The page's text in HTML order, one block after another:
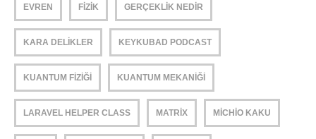
EVREN FIZIK GERÇEKLIK NEDIR
KARA DELIKLER KEYKUBAD PODCAST
KUANTUM FIZIĞI KUANTUM MEKANIĞI
LARAVEL HELPER CLASS MATRIX MICHIO KAKU